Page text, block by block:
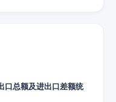
口总额及进出口差额统